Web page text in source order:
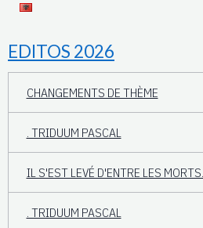
EDITOS 2026
CHANGEMENTS DE THÈME
. TRIDUUM PASCAL
IL S'EST LEVÉ D'ENTRE LES MORTS...
. TRIDUUM PASCAL